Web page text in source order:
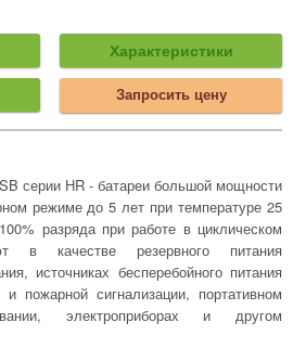
Характеристики
Запросить цену
серии HR - батареи большой мощности
режиме до 5 лет при температуре 25
разряда при работе в циклическом
в качестве резервного питания
источниках бесперебойного питания
пожарной сигнализации, портативном
электроприборах и другом